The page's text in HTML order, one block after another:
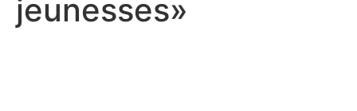
jeunesses»